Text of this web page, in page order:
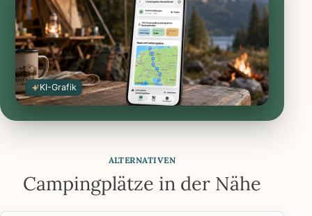
KI-Grafik
ALTERNATIVEN
Campingplätze in der Nähe